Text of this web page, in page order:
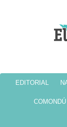
EDITORIAL
COMONDÚ